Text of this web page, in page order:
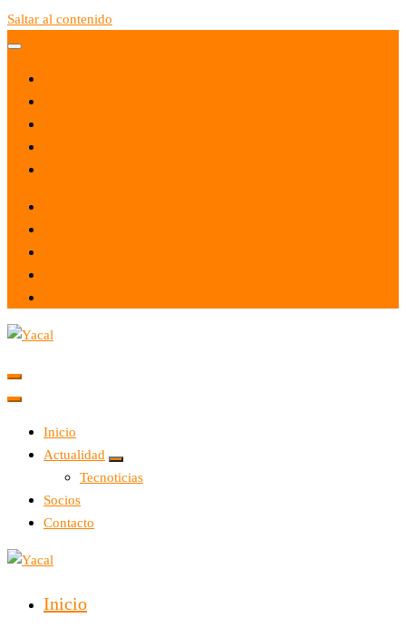
Saltar al contenido
Yacal micro hosting
Inicio
Actualidad
Tecnoticias
Socios
Contacto
Yacal micro hosting
Inicio